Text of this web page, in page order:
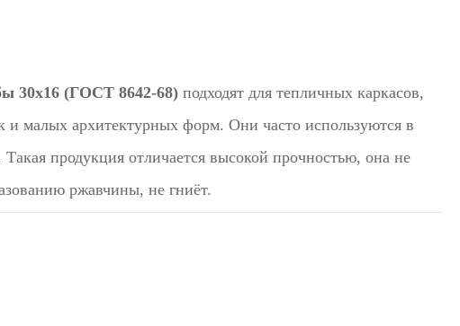
30х16 (ГОСТ 8642-68) подходят для тепличных каркасов,
и малых архитектурных форм. Они часто используются в
Такая продукция отличается высокой прочностью, она не
ржавчины, не гниёт.